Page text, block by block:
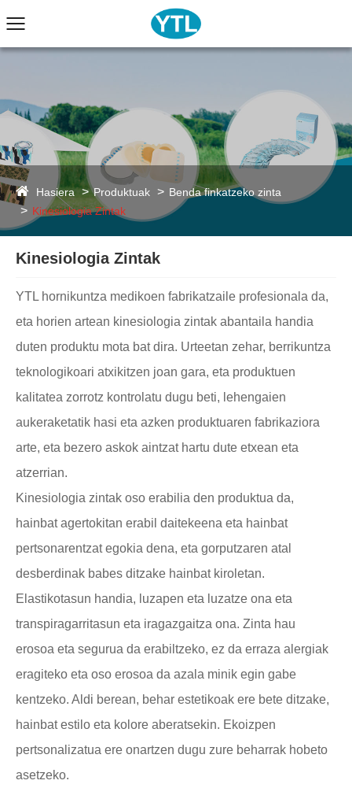
Hasiera Produktuak
Benda finkatzeko zinta
Kinesiologia Zintak
Kinesiologia Zintak
YTL hornikuntza medikoen fabrikatzaile profesionala da,
eta horien artean kinesiologia zintak abantaila handia
duten produktu mota bat dira. Urteetan zehar, berrikuntza
teknologikoari atxikitzen joan gara, eta produktuen
kalitatea zorrotz kontrolatu dugu beti, lehengaien
aukeraketatik hasi eta azken produktuaren fabrikaziora
arte, eta bezero askok aintzat hartu dute etxean eta
atzerrian.
Kinesiologia zintak oso erabilia den produktua da,
hainbat agertokitan erabil daitekeena eta hainbat
pertsonarentzat egokia dena, eta gorputzaren atal
desberdinak babes ditzake hainbat kiroletan.
Elastikotasun handia, luzapen eta luzatze ona eta
transpiragarritasun eta iragazgaitza ona. Zinta hau
erosoa eta segurua da erabiltzeko, ez da erraza alergiak
eragiteko eta oso erosoa da azala minik egin gabe
kentzeko. Aldi berean, behar estetikoak ere bete ditzake,
hainbat estilo eta kolore aberatsekin. Ekoizpen
pertsonalizatua ere onartzen dugu zure beharrak hobeto
asetzeko.